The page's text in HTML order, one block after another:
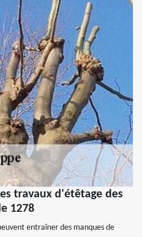
travaux d'étêtage des
1278
entraîner des manques de